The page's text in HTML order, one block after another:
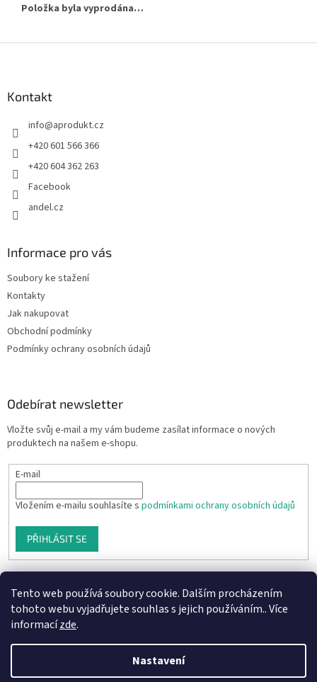
Tento web používá soubory cookie. Dalším procházením
tohoto webu vyjadřujete souhlas s jejich používáním.. Více
informacízde.
Nastavení
Položka byla vyprodána…
Kontakt
info@aprodukt.cz
+420 601 566 366
+420 604 362 263
Facebook
andel.cz
Informace pro vás
Soubory ke stažení
Kontakty
Jak nakupovat
Obchodní podmínky
Podmínky ochrany osobních údajů
Odebírat newsletter
Vložte svůj e-mail a my vám budeme zasílat informace o nových
produktech na našem e-shopu.
E-mail
Vložením e-mailu souhlasíte s podmínkami ochrany osobních údajů
PŘIHLÁSIT SE
Vytvořil Shoptet